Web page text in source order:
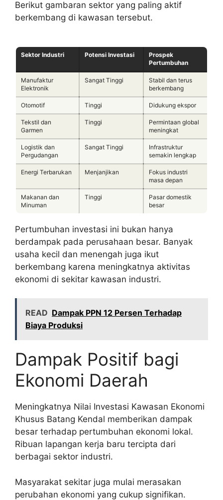
Berikut gambaran sektor yang paling aktif
berkembang di kawasan tersebut.
Sektor Industri Potensi Investasi
Prospek
Pertumbuhan
Manufaktur
Elektronik
Sangat Tinggi
Stabil dan terus
berkembang
Otomotif Tinggi Didukung ekspor
Tekstil dan
Garmen
Tinggi
Permintaan global
meningkat
Logistik dan
Pergudangan
Sangat Tinggi
Infrastruktur
semakin lengkap
Energi Terbarukan Menjanjikan
Fokus industri
masa depan
Makanan dan
Minuman
Tinggi
Pasar domestik
besar
Pertumbuhan investasi ini bukan hanya
berdampak pada perusahaan besar. Banyak
usaha kecil dan menengah juga ikut
berkembang karena meningkatnya aktivitas
ekonomi di sekitar kawasan industri.
READ Dampak PPN 12 Persen Terhadap
Biaya Produksi
Dampak Positif bagi
Ekonomi Daerah
Meningkatnya Nilai Investasi Kawasan Ekonomi
Khusus Batang Kendal memberikan dampak
besar terhadap pertumbuhan ekonomi lokal.
Ribuan lapangan kerja baru tercipta dari
berbagai sektor industri.
Masyarakat sekitar juga mulai merasakan
perubahan ekonomi yang cukup signifikan.